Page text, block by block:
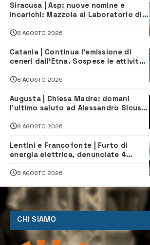
Siracusa | Asp: nuove nomine e
incarichi: Mazzola al Laboratorio di
Servizio Legale
8 AGOSTO 2026
Catania | Continua l’emissione di
ceneri dall’Etna. Sospese le attività
8 AGOSTO 2026
Augusta | Chiesa Madre: domani
l’ultimo saluto ad Alessandro Sicuso,
8 AGOSTO 2026
Lentini e Francofonte | Furto di
energia elettrica, denunciate 4
8 AGOSTO 2026
CHI SIAMO